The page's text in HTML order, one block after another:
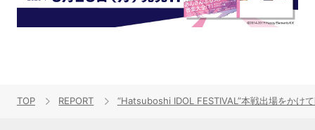
TOP REPORT “Hatsuboshi IDOL FESTIVAL”本戦出場をかけ